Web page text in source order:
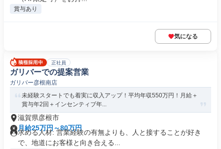
賞与あり
気になる
正社員
ガリバーでの提案営業
ガリバー彦根南店
未経験スタートでも着実に収入アップ！平均年収550万円！月給＋
賞与年2回＋インセンティブ年...
滋賀県彦根市
月給25万円～80万円
求める人材: 営業経験の有無よりも、人と接することが好き
で、地道にお客様と向き合える...